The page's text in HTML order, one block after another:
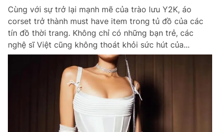
Cùng với sự trở lại mạnh mẽ của trào lưu Y2K, áo
corset trở thành must have item trong tủ đồ của các
tín đồ thời trang. Không chỉ có những bạn trẻ, các
nghệ sĩ Việt cũng không thoát khỏi sức hút của...